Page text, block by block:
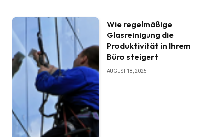
Wie regelmäßige
Glasreinigung die
Produktivität in Ihrem
Büro steigert
AUGUST 18, 2025